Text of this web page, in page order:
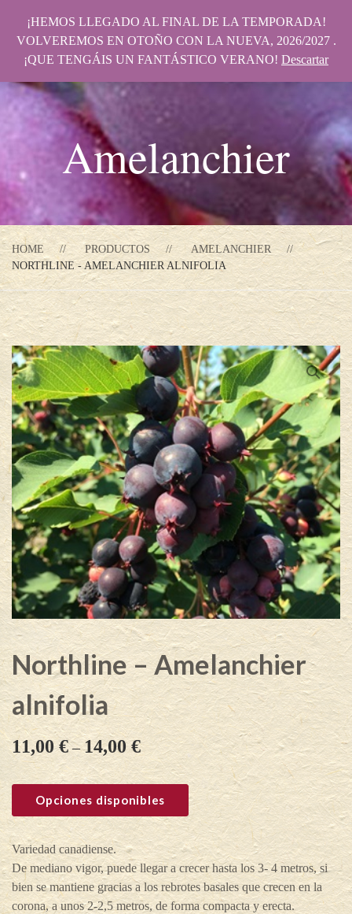
Amelanchier
HOME PRODUCTOS
AMELANCHIER
NORTHLINE - AMELANCHIER ALNIFOLIA
Northline – Amelanchier
alnifolia
11,00€–14,00€
Opciones disponibles
Variedad canadiense.
De mediano vigor, puede llegar a crecer hasta los 3- 4 metros, si
bien se mantiene gracias a los rebrotes basales que crecen en la
corona, a unos 2-2,5 metros, de forma compacta y erecta.
¡HEMOS LLEGADO AL FINAL DE LA TEMPORADA!
VOLVEREMOS EN OTOÑO CON LA NUEVA, 2026/2027 .
¡QUE TENGÁIS UN FANTÁSTICO VERANO! Descartar